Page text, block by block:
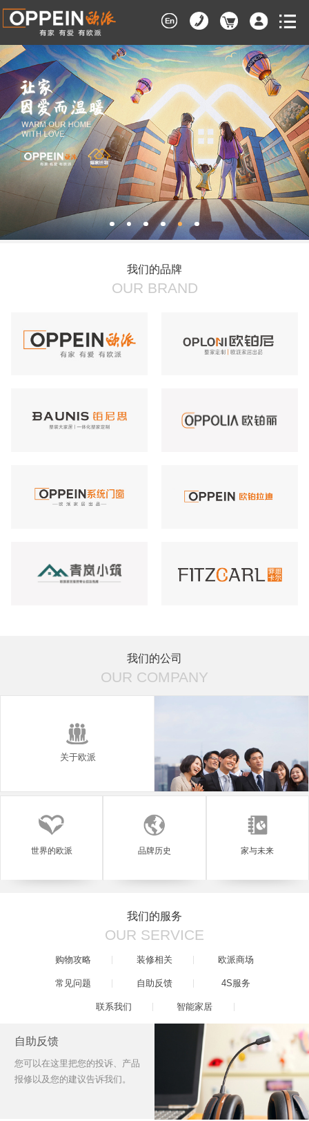
我们的品牌
OUR BRAND
欧派
OPPEIN系统门窗
我们的公司
OUR COMPANY
关于欧派
世界的欧派 品牌历史 家与未来
我们的服务
OUR SERVICE
购物攻略 装修相关 欧派商场
常见问题 自助反馈 4S服务
联系我们 智能家居
自助反馈
您可以在这里把您的投诉、产品
报修以及您的建议告诉我们。